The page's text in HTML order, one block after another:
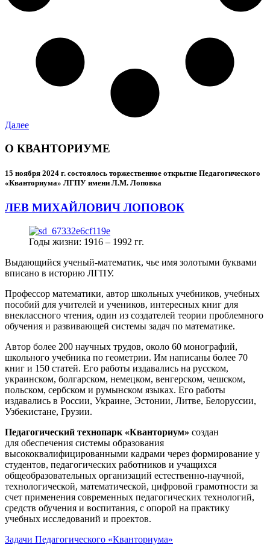
Далее
О КВАНТОРИУМЕ
15 ноября 2024 г. состоялось торжественное открытие Педагогического
«Кванториума» ЛГПУ имени Л.М. Лоповка
ЛЕВ МИХАЙЛОВИЧ ЛОПОВОК
Годы жизни: 1916 – 1992 гг.
Выдающийся ученый-математик, чье имя золотыми буквами
вписано в историю ЛГПУ.
Профессор математики, автор школьных учебников, учебных
пособий для учителей и учеников, интересных книг для
внеклассного чтения, один из создателей теории проблемного
обучения и развивающей системы задач по математике.
Автор более 200 научных трудов, около 60 монографий,
школьного учебника по геометрии. Им написаны более 70
книг и 150 статей. Его работы издавались на русском,
украинском, болгарском, немецком, венгерском, чешском,
польском, сербском и румынском языках. Его работы
издавались в России, Украине, Эстонии, Литве, Белоруссии,
Узбекистане, Грузии.
Педагогический технопарк «Кванториум» создан
для обеспечения системы образования
высококвалифицированными кадрами через формирование у
студентов, педагогических работников и учащихся
общеобразовательных организаций естественно-научной,
технологической, математической, цифровой грамотности за
счет применения современных педагогических технологий,
средств обучения и воспитания, с опорой на практику
учебных исследований и проектов.
Задачи Педагогического «Кванториума»